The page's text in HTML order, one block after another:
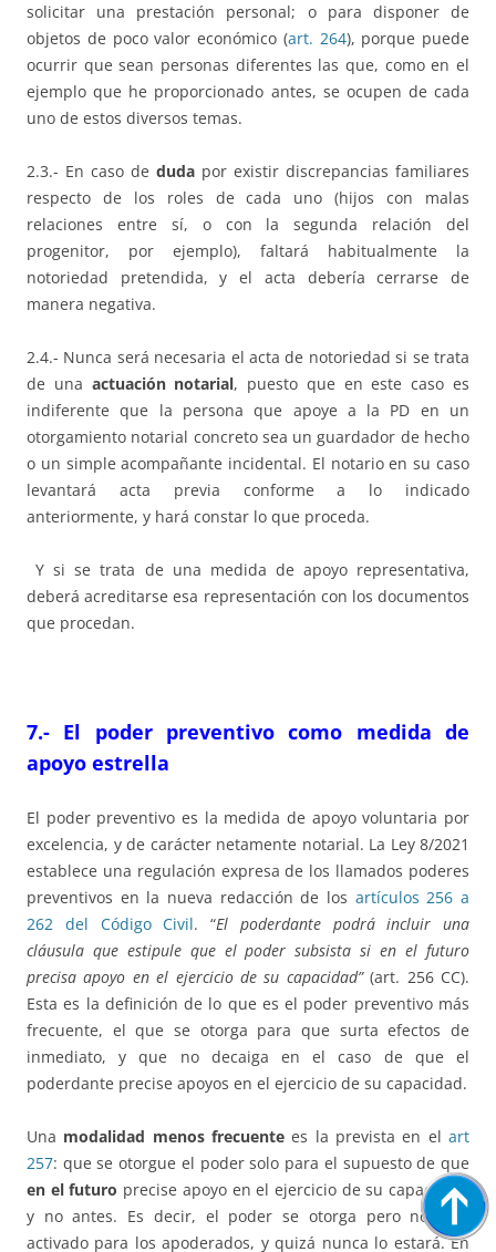
solicitar una prestación personal; o para disponer de
objetos de poco valor económico (art. 264), porque puede
ocurrir que sean personas diferentes las que, como en el
ejemplo que he proporcionado antes, se ocupen de cada
uno de estos diversos temas.
2.3.- En caso de duda por existir discrepancias familiares
respecto de los roles de cada uno (hijos con malas
relaciones entre sí, o con la segunda relación del
progenitor, por ejemplo), faltará habitualmente la
notoriedad pretendida, y el acta debería cerrarse de
manera negativa.
2.4.- Nunca será necesaria el acta de notoriedad si se trata
de una actuación notarial, puesto que en este caso es
indiferente que la persona que apoye a la PD en un
otorgamiento notarial concreto sea un guardador de hecho
o un simple acompañante incidental. El notario en su caso
levantará acta previa conforme a lo indicado
anteriormente, y hará constar lo que proceda.
Y si se trata de una medida de apoyo representativa,
deberá acreditarse esa representación con los documentos
que procedan.
7.- El poder preventivo como medida de
apoyo estrella
El poder preventivo es la medida de apoyo voluntaria por
excelencia, y de carácter netamente notarial. La Ley 8/2021
establece una regulación expresa de los llamados poderes
preventivos en la nueva redacción de los artículos 256 a
262 del Código Civil. “El poderdante podrá incluir una
cláusula que estipule que el poder subsista si en el futuro
precisa apoyo en el ejercicio de su capacidad”(art. 256 CC).
Esta es la definición de lo que es el poder preventivo más
frecuente, el que se otorga para que surta efectos de
inmediato, y que no decaiga en el caso de que el
poderdante precise apoyos en el ejercicio de su capacidad.
Una modalidad menos frecuente es la prevista en el art
257: que se otorgue el poder solo para el supuesto de que
en el futuro precise apoyo en el ejercicio de su capacidad,
y no antes. Es decir, el poder se otorga pero no está
activado para los apoderados, y quizá nunca lo estará. En